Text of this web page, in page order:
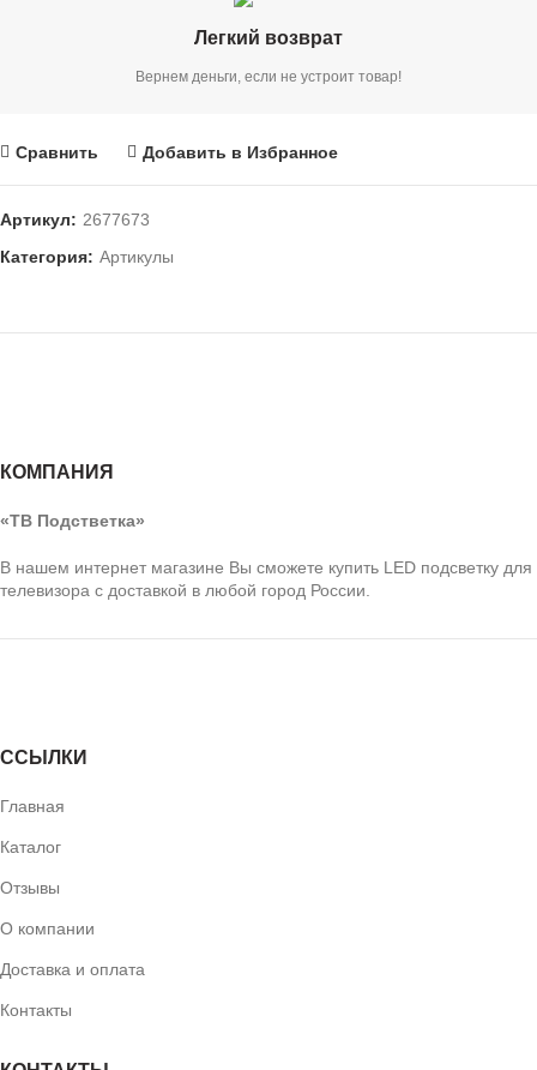
Легкий возврат
Вернем деньги, если не устроит товар!
Сравнить Добавить в Избранное
Артикул: 2677673
Категория: Артикулы
КОМПАНИЯ
«ТВ Подстветка»
В нашем интернет магазине Вы сможете купить LED подсветку для
телевизора с доставкой в любой город России.
ССЫЛКИ
Главная
Каталог
Отзывы
О компании
Доставка и оплата
Контакты